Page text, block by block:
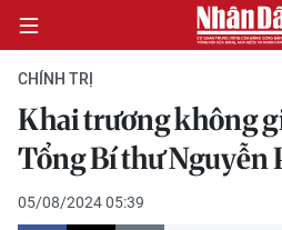
CHÍNH TRỊ
KINH TẾ
CHÍNH TRỊ
Khai trương không
Tổng Bí thư Nguyễn
05/08/2024 05:39